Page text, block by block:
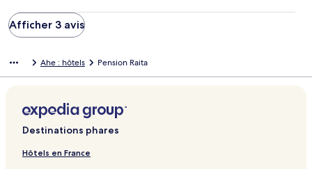
dans un petit bungalow situé en retrait de la plage - près des
différentes installations de logistique -récup eau, bouteilles de
gaz panneaux solaires- débarras divers …😒environnement pas
pas de moustiquaire pas de penderie pour linge - petite salle
d’eau avec porte mais communiquant par le haut de la paroi 😒
évoquer le sujet !!!! pour ce changement qui nous a vraiment
déçus et qui a gâché notre séjour !….au niveau petit déjeuner :
très très léger et ! très étonnant et déplaisant : pain déjà beurré
et pas très copieux même pour nous qui ne sommes pas de gros
Afficher 3 avis
Ahe : hôtels Pension Raita
Destinations phares
Hôtels en France